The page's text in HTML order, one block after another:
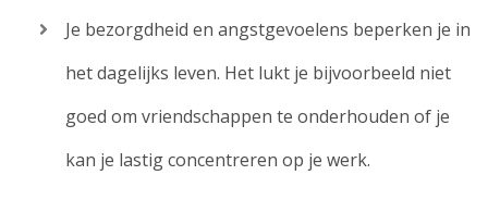
Je bezorgdheid en angstgevoelens beperken je in
het dagelijks leven. Het lukt je bijvoorbeeld niet
goed om vriendschappen te onderhouden of je
kan je lastig concentreren op je werk.